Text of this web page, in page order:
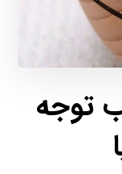
توجه